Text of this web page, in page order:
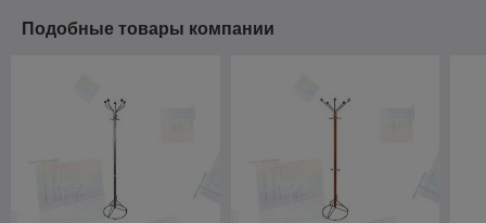
Подобные товары компании